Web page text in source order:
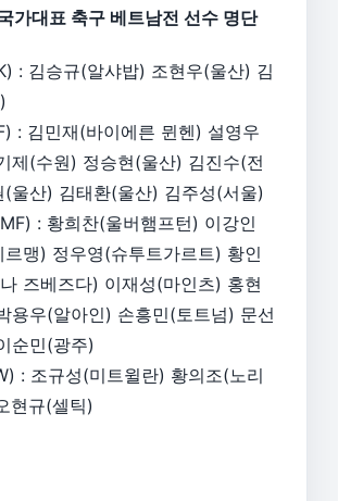
가대표 축구 베트남전 선수 명단
: 김승규(알샤밥) 조현우(울산) 김
: 김민재(바이에른 뮌헨) 설영우
제(수원) 정승현(울산) 김진수(전
(울산) 김태환(울산) 김주성(서울)
: 황희찬(울버햄프턴) 이강인
르맹) 정우영(슈투트가르트) 황인
즈베즈다) 이재성(마인츠) 홍현
용우(알아인) 손흥민(토트넘) 문선
순민(광주)
: 조규성(미트윌란) 황의조(노리
현규(셀틱)